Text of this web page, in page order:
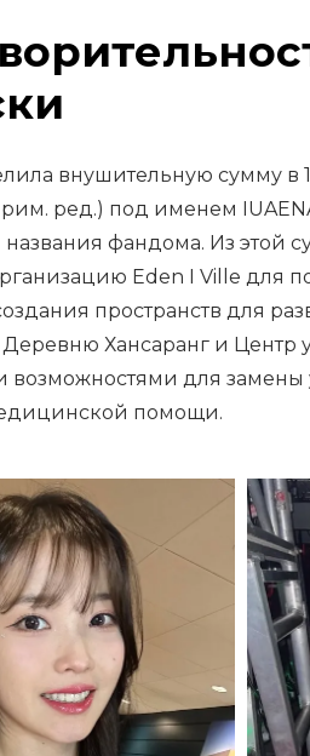
внушительную сумму в
ред.) под именем
фандома. Из этой
Eden I Ville для
пространств для
Хансаранг и Центр
для замены
помощи.